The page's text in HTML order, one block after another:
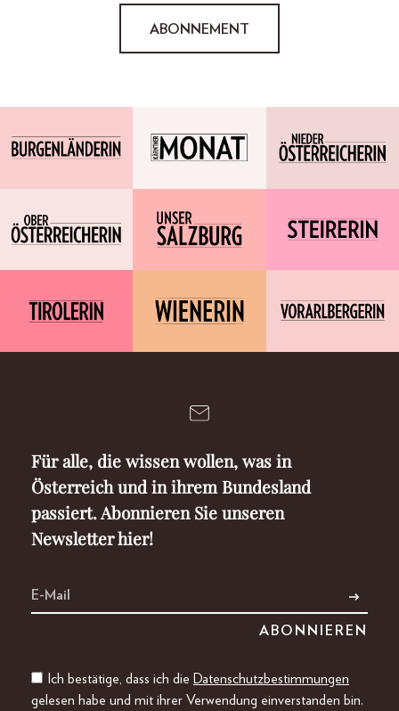
ABONNEMENT
Für alle, die wissen wollen, was in
Österreich und in ihrem Bundesland
passiert. Abonnieren Sie unseren
Newsletter hier!
Ich bestätige, dass ich die Datenschutzbestimmungen
gelesen habe und mit ihrer Verwendung einverstanden bin.